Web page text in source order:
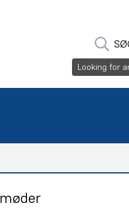
Looking for